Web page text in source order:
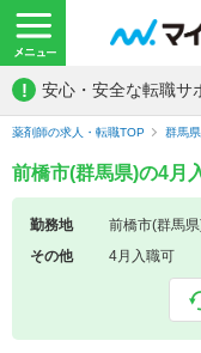
! 安心・安全な転職サ
薬剤師の求人・転職TOP 群馬
前橋市(群馬県)の4月
勤務地
前橋市(群馬
その他
4月入職可